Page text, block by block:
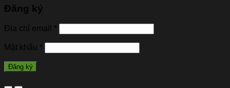
Đăng ký
Địa chỉ email *
Mật khẩu *
Đăng ký